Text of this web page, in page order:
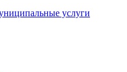
услуги